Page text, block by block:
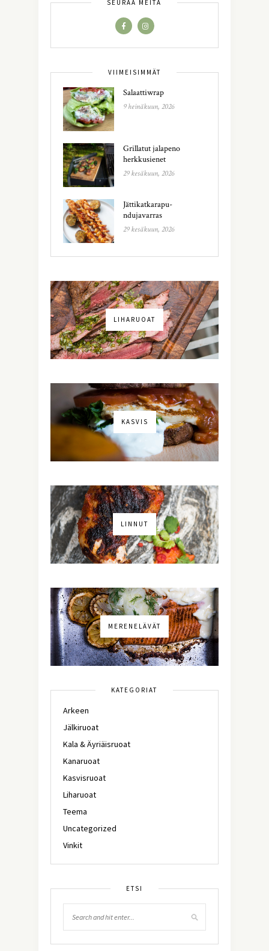
SEURAA MEITÄ
VIIMEISIMMÄT
Salaattiwrap
9 heinäkuun, 2026
Grillatut jalapeno
herkkusienet
29 kesäkuun, 2026
Jättikatkarapu-
ndujavarras
29 kesäkuun, 2026
LIHARUOAT
KASVIS
LINNUT
MERENELÄVÄT
KATEGORIAT
Arkeen
Jälkiruoat
Kala & Äyriäisruoat
Kanaruoat
Kasvisruoat
Liharuoat
Teema
Uncategorized
Vinkit
ETSI